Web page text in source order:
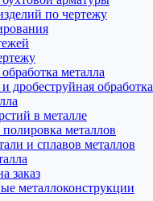
по чертежу
металла
дробеструйная
в металле
металлов
и сплавов металлов
заказ
металлоконструкции